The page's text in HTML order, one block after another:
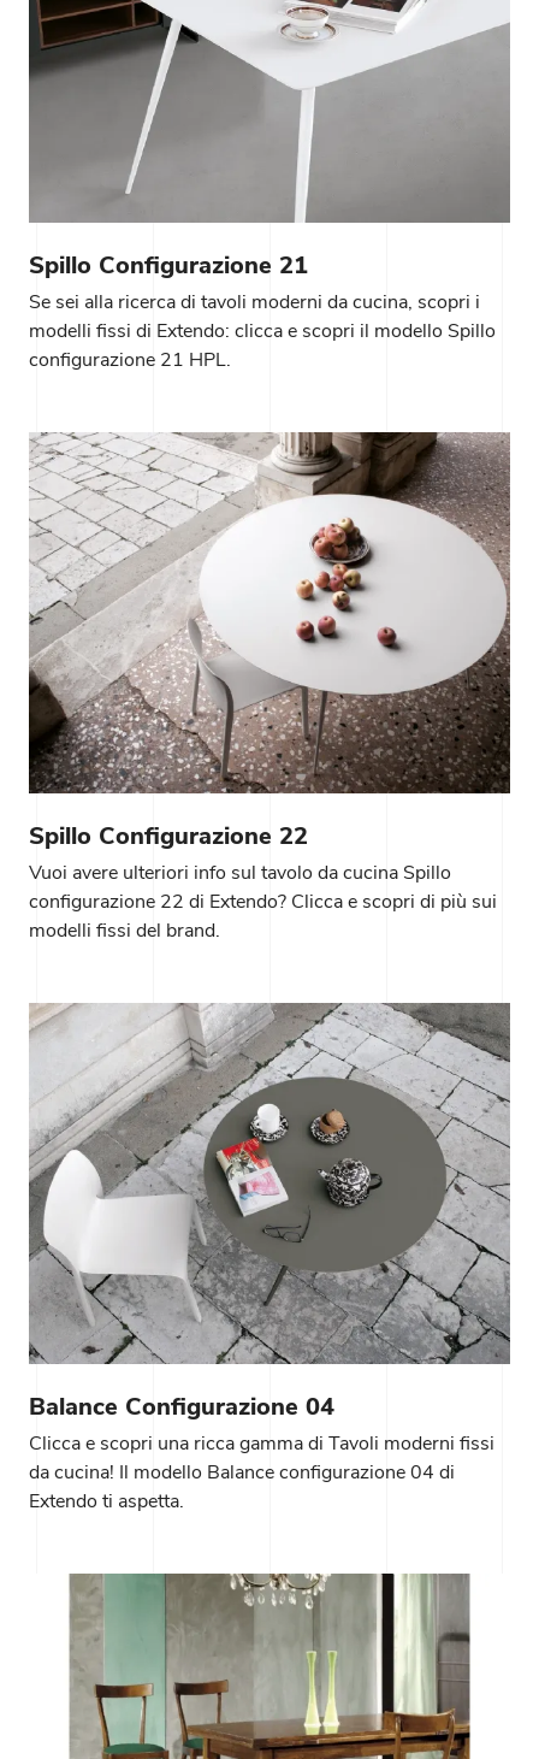
Spillo Configurazione 21
Se sei alla ricerca di tavoli moderni da cucina, scopri i
modelli fissi di Extendo: clicca e scopri il modello Spillo
configurazione 21 HPL.
Spillo Configurazione 22
Vuoi avere ulteriori info sul tavolo da cucina Spillo
configurazione 22 di Extendo? Clicca e scopri di più sui
modelli fissi del brand.
Balance Configurazione 04
Clicca e scopri una ricca gamma di Tavoli moderni fissi
da cucina! Il modello Balance configurazione 04 di
Extendo ti aspetta.